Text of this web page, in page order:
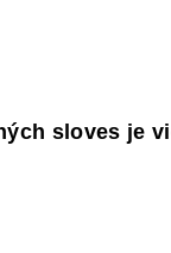
sloves je